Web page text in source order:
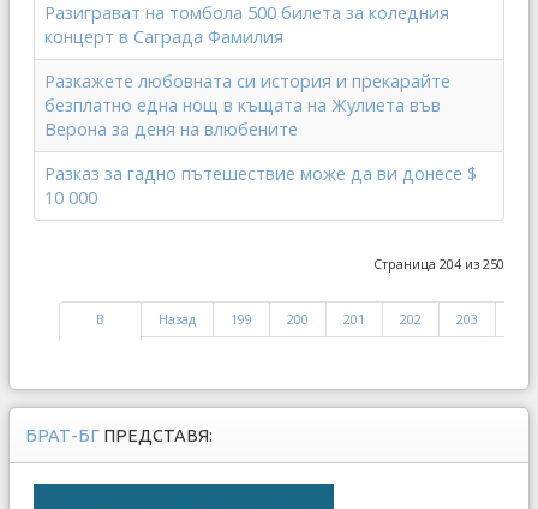
Разиграват на томбола 500 билета за коледния
концерт в Саграда Фамилия
Разкажете любовната си история и прекарайте
безплатно една нощ в къщата на Жулиета във
Верона за деня на влюбените
Разказ за гадно пътешествие може да ви донесе $
10 000
Страница 204 из 250
В
Назад 199 200 201 202 203
БРАТ-БГ ПРЕДСТАВЯ: